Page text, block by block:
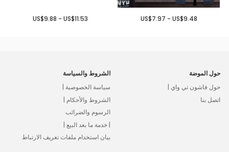
US$7.97 - US$9.48
US$9.88 - US$11.53
حول الموضة
حول فاشون تي واي |
اتصل بنا
الشروط والسياسة
سياسة الخصوصية |
الشروط والأحكام |
الرسوم والضرائب
| خدمة ما بعد البيع |
بيان استخدام ملفات تعريف الارتباط